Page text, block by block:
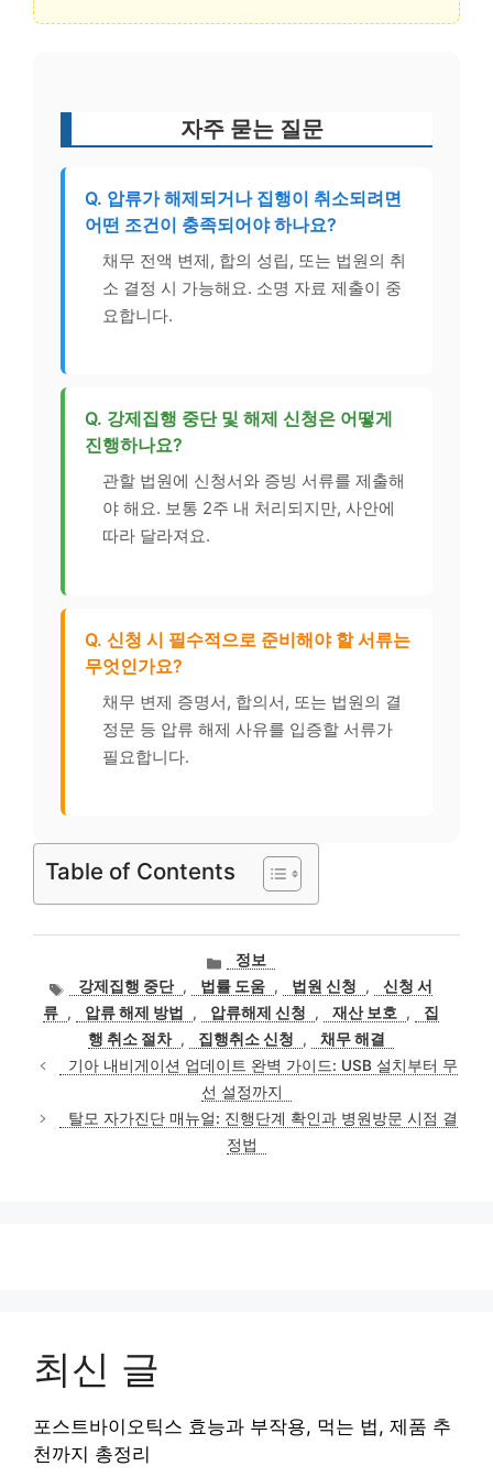
자주 묻는 질문
Q. 압류가 해제되거나 집행이 취소되려면
어떤 조건이 충족되어야 하나요?
채무 전액 변제, 합의 성립, 또는 법원의 취
소 결정 시 가능해요. 소명 자료 제출이 중
요합니다.
Q. 강제집행 중단 및 해제 신청은 어떻게
진행하나요?
관할 법원에 신청서와 증빙 서류를 제출해
야 해요. 보통 2주 내 처리되지만, 사안에
따라 달라져요.
Q. 신청 시 필수적으로 준비해야 할 서류는
무엇인가요?
채무 변제 증명서, 합의서, 또는 법원의 결
정문 등 압류 해제 사유를 입증할 서류가
필요합니다.
Table of Contents
카
테
고
리
정보
태강제집행 중단 , 법률 도움 , 법원 신청 ,
신청 서
류 , 압류 해제 방법 , 압류해제 신청 , 재산 보호 ,
집
행 취소 절차 , 집행취소 신청 ,
채무 해결
기아 내비게이션 업데이트 완벽 가이드: USB 설치부터 무
선 설정까지
탈모 자가진단 매뉴얼: 진행단계 확인과 병원방문 시점 결
정법
최신 글
포스트바이오틱스 효능과 부작용, 먹는 법, 제품 추
천까지 총정리